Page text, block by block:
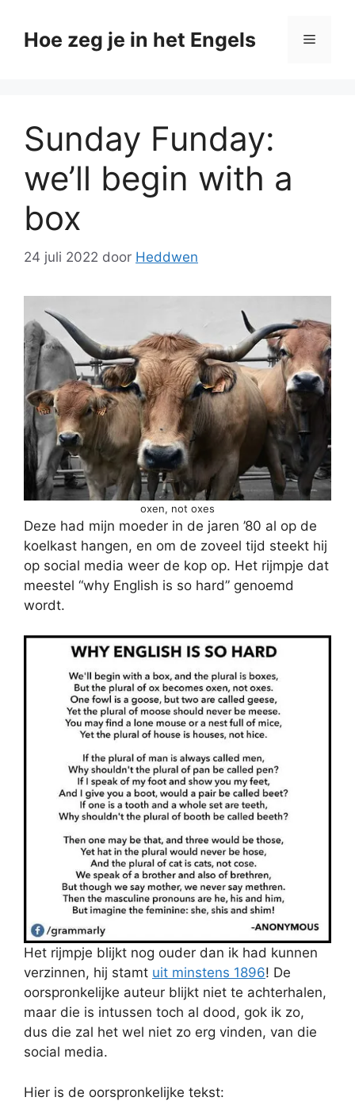
naarHoe zeg je in het Engels Menu
Sunday Funday:
we’ll begin with a
box
24 juli 2022 door Heddwen
oxen, not oxes
Deze had mijn moeder in de jaren ’80 al op de
koelkast hangen, en om de zoveel tijd steekt hij
op social media weer de kop op. Het rijmpje dat
meestel “why English is so hard” genoemd
wordt.
Het rijmpje blijkt nog ouder dan ik had kunnen
verzinnen, hij stamt uit minstens 1896! De
oorspronkelijke auteur blijkt niet te achterhalen,
maar die is intussen toch al dood, gok ik zo,
dus die zal het wel niet zo erg vinden, van die
social media.
Hier is de oorspronkelijke tekst: